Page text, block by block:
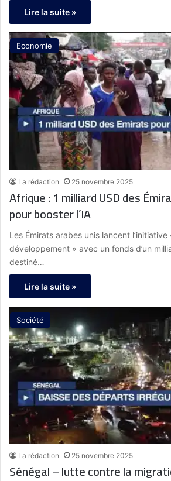
Lire la suite »
Economie
La rédaction 25 novembre 2025
Afrique : 1 milliard USD des
pour booster l’IA
Les Émirats arabes unis lancent l’initiative
développement » avec un fonds d’un
destiné…
Lire la suite »
Société
La rédaction 25 novembre 2025
Sénégal – lutte contre la